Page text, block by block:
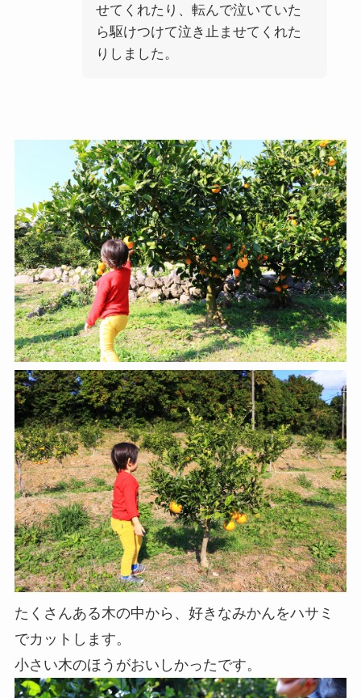
せてくれたり、転んで泣いていた
ら駆けつけて泣き止ませてくれた
りしました。
たくさんある木の中から、好きなみかんをハサミ
でカットします。
小さい木のほうがおいしかったです。